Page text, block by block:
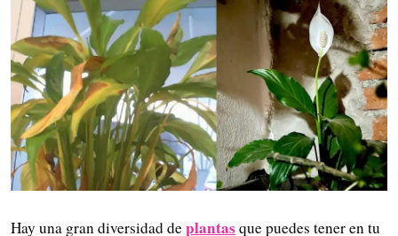
Hay una gran diversidad deplantasque puedes tener en tu